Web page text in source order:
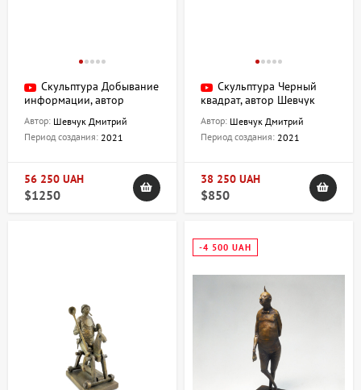
Скульптура Добывание
информации, автор
Автор: Шевчук Дмитрий
Период создания: 2021
56 250 UAH
$1250
Скульптура Черный
квадрат, автор Шевчук
Автор: Шевчук Дмитрий
Период создания: 2021
38 250 UAH
$850
-4 500 UAH